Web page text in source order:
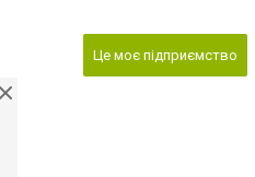
Це моє підприємство